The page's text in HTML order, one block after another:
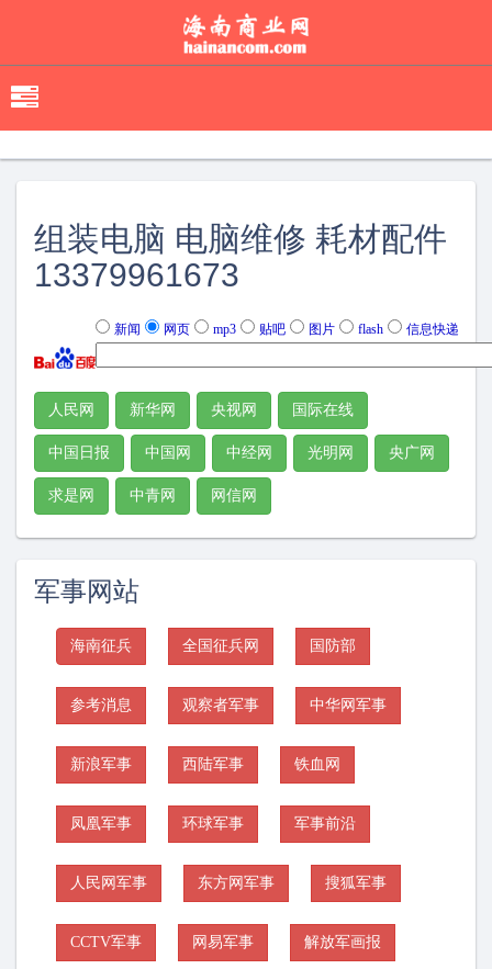
移
动
导
航
组装电脑 电脑维修 耗材配件
13379961673
新闻 网页 mp3 贴吧 图片 flash 信息快递
人民网 新华网 央视网 国际在线
中国日报 中国网 中经网 光明网 央广网
求是网 中青网 网信网
军事网站
海南征兵 全国征兵网 国防部
参考消息 观察者军事 中华网军事
新浪军事 西陆军事 铁血网
凤凰军事 环球军事 军事前沿
人民网军事 东方网军事 搜狐军事
CCTV军事 网易军事 解放军画报